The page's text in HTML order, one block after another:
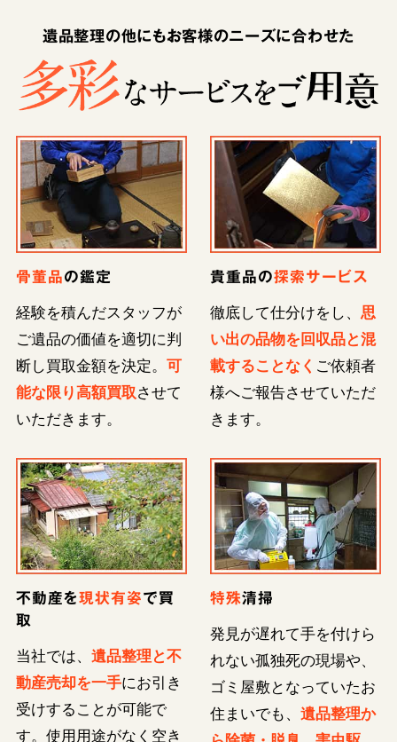
遺品整理の他にもお客様のニーズに合わせた
骨董品の鑑定
経験を積んだスタッフが
ご遺品の価値を適切に判
断し買取金額を決定。 可
能な限り高額買取させて
いただきます。
貴重品の探索サービス
徹底して仕分けをし、 思
い出の品物を回収品と混
載することなく ご依頼者
様へご報告させていただ
きます。
不動産を現状有姿で買
取
当社では、 遺品整理と不
動産売却を一手にお引き
受けすることが可能で
す。使用用途がなく空き
特殊清掃
発見が遅れて手を付けら
れない孤独死の現場や、
ゴミ屋敷となっていたお
住まいでも、 遺品整理か